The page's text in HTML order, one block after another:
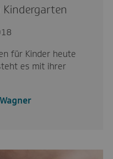
Kindergarten
für Kinder heute
es mit ihrer